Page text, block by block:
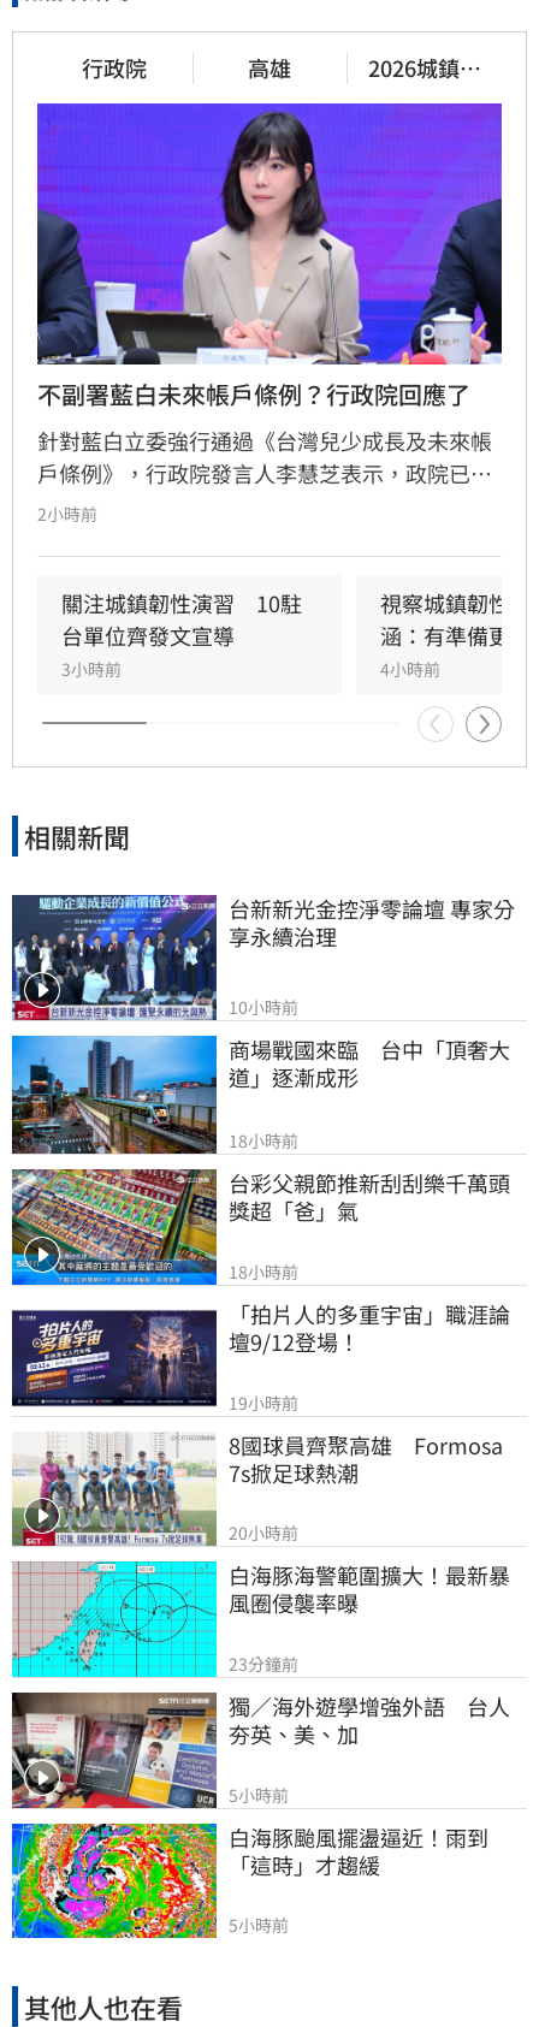
行政院 高雄
2026城鎮韌
性演習
不副署藍白未來帳戶條例？行政院回應了
針對藍白立委強行通過《台灣兒少成長及未來帳
戶條例》，行政院發言人李慧芝表示，政院已收
到三讀函文，強調編列預算為行政院憲政職權，
並強調行政院版透過弱勢對存能落實公平正義，
避免在野黨版本加劇貧富差距。此外，政府同步
推動育兒留停六加三、延長婚產假等多項配套措
施，建構完善支持體系。政院重申，國家政策規
劃需具備整體性，針對立法院侵害預算編製權的
作為，將持續捍衛憲法賦予的權限，確保政策有
2小時前
關注城鎮韌性演習　10駐
台單位齊發文宣導
3小時前
視察城鎮韌性
涵：有準備更安
4小時前
相關新聞
台新新光金控淨零論壇 專家分
享永續治理
10小時前
商場戰國來臨　台中「頂奢大
道」逐漸成形
18小時前
台彩父親節推新刮刮樂千萬頭
獎超「爸」氣
18小時前
「拍片人的多重宇宙」職涯論
壇9/12登場！
19小時前
8國球員齊聚高雄　Formosa
7s掀足球熱潮
20小時前
白海豚海警範圍擴大！最新暴
風圈侵襲率曝
23分鐘前
獨／海外遊學增強外語　台人
夯英、美、加
5小時前
白海豚颱風擺盪逼近！雨到
「這時」才趨緩
5小時前
其他人也在看